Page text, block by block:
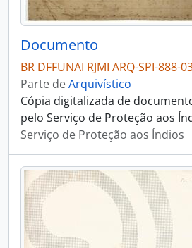
Documento
BR DFFUNAI RJMI ARQ-SPI-888-
Parte deArquivístico
Cópia digitalizada de
pelo Serviço de Proteção aos
Serviço de Proteção aos Índios